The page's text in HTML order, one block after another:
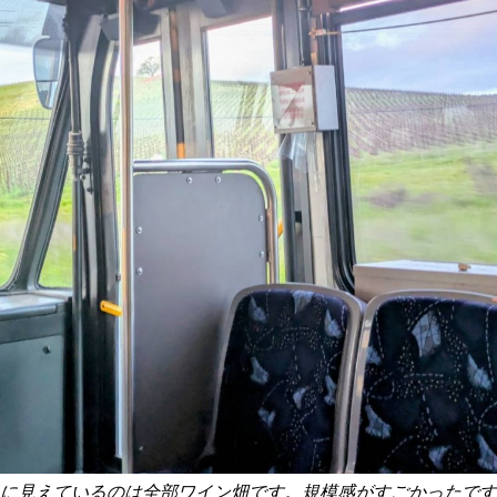
見えているのは全部ワイン畑です。規模感がすごかったで